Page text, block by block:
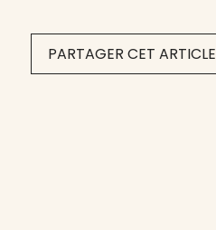
PARTAGER CET ARTICLE